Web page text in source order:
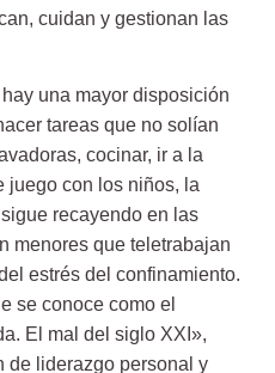
cuidan y gestionan las
una mayor disposición
tareas que no solían
cocinar, ir a la
juego con los niños, la
recayendo en las
menores que teletrabajan
estrés del confinamiento.
se conoce como el
. El mal del siglo XXI»,
de liderazgo personal y